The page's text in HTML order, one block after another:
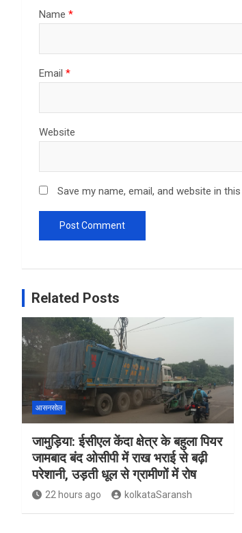
Name *
Email *
Website
Save my name, email, and website in
Related Posts
आसनसोल
जामुड़िया: ईसीएल केंदा क्षेत्र के बहुला पियर
जामबाद बंद ओसीपी में राख भराई से बढ़ी
परेशानी, उड़ती धूल से ग्रामीणों में रोष
22 hours ago kolkataSaransh